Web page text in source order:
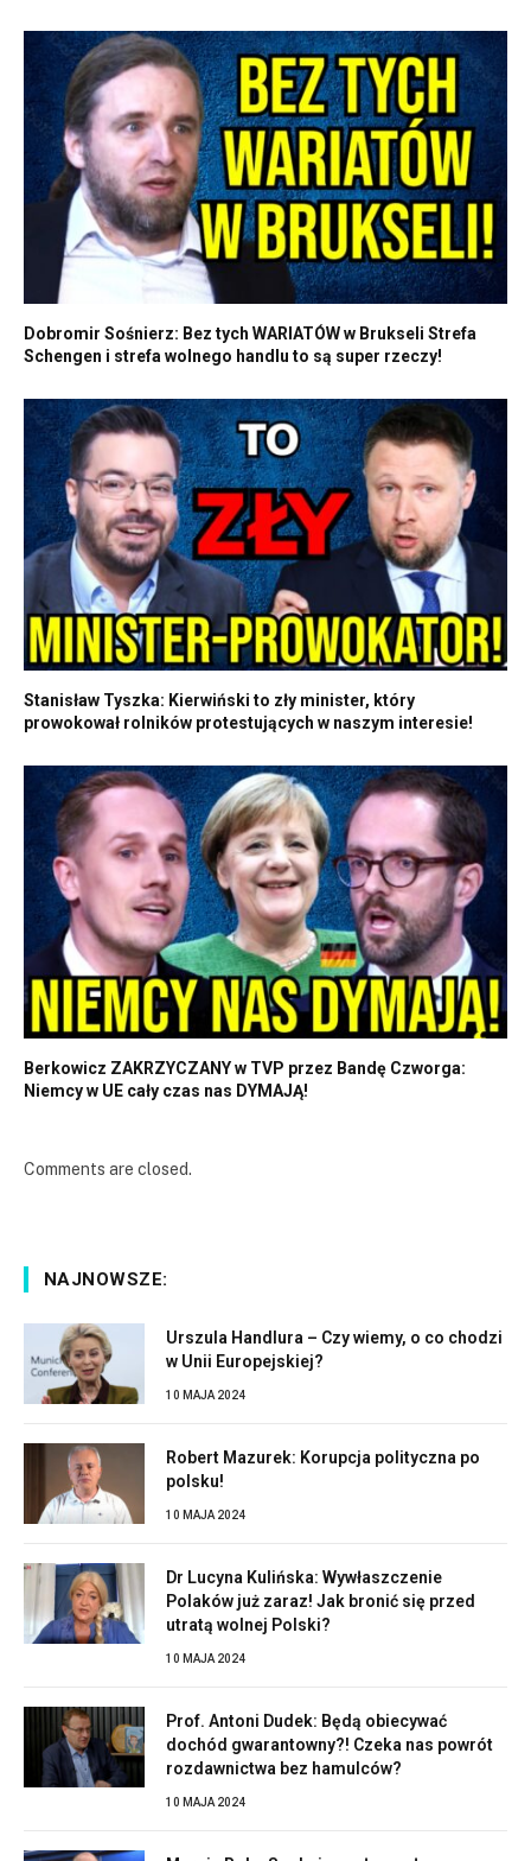
Dobromir Sośnierz: Bez tych WARIATÓW w Brukseli Strefa
Schengen i strefa wolnego handlu to są super rzeczy!
Stanisław Tyszka: Kierwiński to zły minister, który
prowokował rolników protestujących w naszym interesie!
Berkowicz ZAKRZYCZANY w TVP przez Bandę Czworga:
Niemcy w UE cały czas nas DYMAJĄ!
Comments are closed.
NAJNOWSZE:
Urszula Handlura – Czy wiemy, o co chodzi
w Unii Europejskiej?
10 MAJA 2024
Robert Mazurek: Korupcja polityczna po
polsku!
10 MAJA 2024
Dr Lucyna Kulińska: Wywłaszczenie
Polaków już zaraz! Jak bronić się przed
utratą wolnej Polski?
10 MAJA 2024
Prof. Antoni Dudek: Będą obiecywać
dochód gwarantowny?! Czeka nas powrót
rozdawnictwa bez hamulców?
10 MAJA 2024